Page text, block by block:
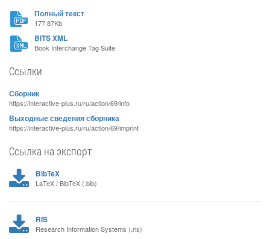
Полный текст
177.87Kb
BITS XML
Book Interchange Tag Suite
Ссылки
Сборник
https://interactive-plus.ru/ru/action/69/info
Выходные сведения сборника
https://interactive-plus.ru/ru/action/69/imprint
Ссылка на экспорт
BibTeX
LaTeX / BibTeX (.bib)
RIS
Research Information Systems (.ris)